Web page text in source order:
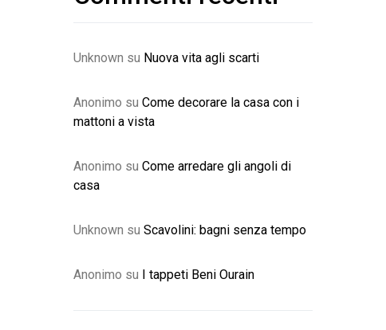
Unknown su Nuova vita agli scarti
Anonimo su Come decorare la casa con i
mattoni a vista
Anonimo su Come arredare gli angoli di
casa
Unknown su Scavolini: bagni senza tempo
Anonimo su I tappeti Beni Ourain